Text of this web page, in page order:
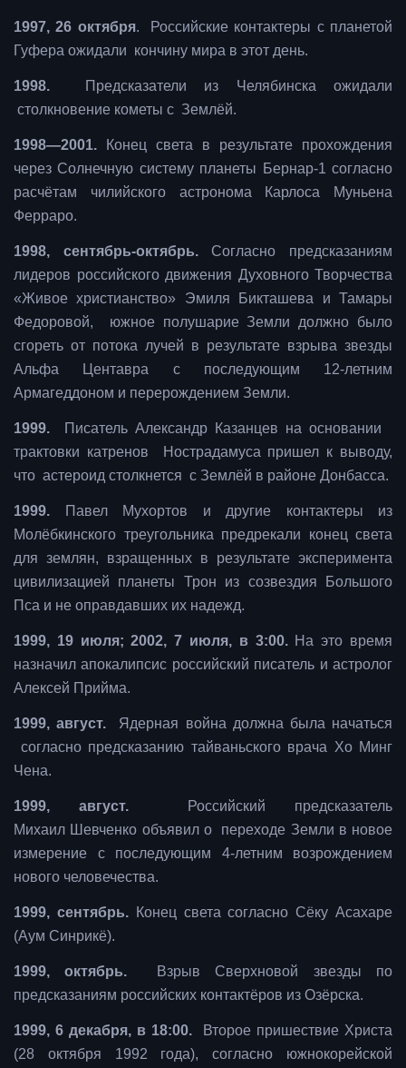
1997, 26 октября. Российские контактеры с планетой
Гуфера ожидали кончину мира в этот день.
1998.
Предсказатели из Челябинска ожидали
столкновение кометы с Землёй.
1998—2001. Конец света в результате прохождения
через Солнечную систему планеты Бернар-1 согласно
расчётам чилийского астронома Карлоса Муньена
Ферраро.
1998, сентябрь-октябрь.Согласно предсказаниям
лидеров российского движения Духовного Творчества
«Живое христианство» Эмиля Бикташева и Тамары
Федоровой, южное полушарие Земли должно было
сгореть от потока лучей в результате взрыва звезды
Альфа Центавра с последующим 12-летним
Армагеддоном и перерождением Земли.
1999. Писатель Александр Казанцев на основании
трактовки катренов Нострадамуса пришел к выводу,
что астероид столкнется с Землёй в районе Донбасса.
1999. Павел Мухортов и другие контактеры из
Молёбкинского треугольника предрекали конец света
для землян, взращенных в результате эксперимента
цивилизацией планеты Трон из созвездия Большого
Пса и не оправдавших их надежд.
1999, 19 июля; 2002, 7 июля, в 3:00.На это время
назначил апокалипсис российский писатель и астролог
Алексей Прийма.
1999, август.
Ядерная война должна была начаться
согласно предсказанию тайваньского врача Хо Минг
Чена.
1999, август. Российский предсказатель
Михаил Шевченко объявил о переходе Земли в новое
измерение с последующим 4-летним возрождением
нового человечества.
1999, сентябрь. Конец света согласно Сёку Асахаре
(Аум Синрикё).
1999, октябрь. Взрыв Сверхновой звезды по
предсказаниям российских контактёров из Озёрска.
1999, 6 декабря, в 18:00. Второе пришествие Христа
(28 октября 1992 года), согласно южнокорейской